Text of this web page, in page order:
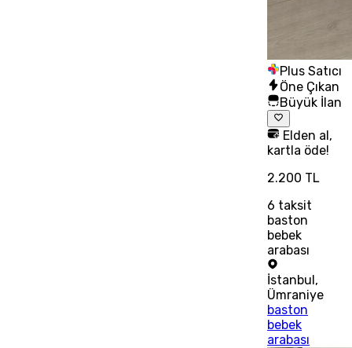
Plus Satıcı
Öne Çıkan
Büyük İlan
Elden al,
kartla öde!
2.200 TL
6 taksit
baston
bebek
arabası
İstanbul,
Ümraniye
baston
bebek
arabası